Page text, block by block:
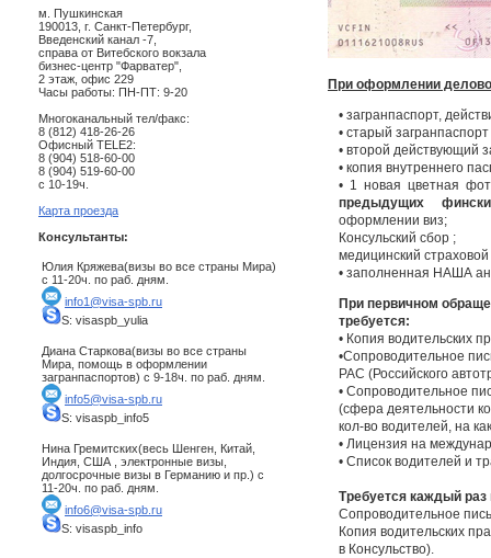
м. Пушкинская
190013, г. Санкт-Петербург,
Введенский канал -7,
справа от Витебского вокзала
бизнес-центр "Фарватер",
2 этаж, офис 229
Часы работы: ПН-ПТ: 9-20
Многоканальный тел/факс:
8 (812) 418-26-26
Офисный TELE2:
8 (904) 518-60-00
8 (904) 519-60-00
с 10-19ч.
Карта проезда
Консультанты:
Юлия Кряжева(визы во все страны Мира)
с 11-20ч. по раб. дням.
info1@visa-spb.ru
S: visaspb_yulia
Диана Старкова(визы во все страны
Мира, помощь в оформлении
загранпаспортов) с 9-18ч. по раб. дням.
info5@visa-spb.ru
S: visaspb_info5
Нина Гремитских(весь Шенген, Китай,
Индия, США , электронные визы,
долгосрочные визы в Германию и пр.) с
11-20ч. по раб. дням.
info6@visa-spb.ru
S: visaspb_info
При оформлении
• загранпаспорт,
• старый
• второй действующий
• копия внутреннего
• 1 новая цветная
предыдущих
оформлении виз;
Консульский сбор ;
медицинский
• заполненная НАША
При первичном
требуется:
• Копия водительских
•Сопроводительное
РАС (Российского
• Сопроводительное
(сфера деятельности
кол-во водителей, на
• Лицензия на
• Список водителей и
Требуется каждый
Сопроводительное
Копия водительских
в Консульство).